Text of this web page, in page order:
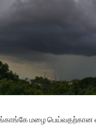
மழை பெய்வதற்கான